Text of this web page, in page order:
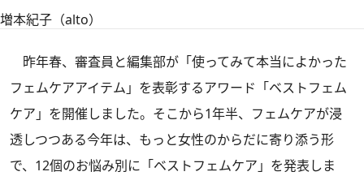
増本紀子（alto）
昨年春、審査員と編集部が「使ってみて本当によかった
フェムケアアイテム」を表彰するアワード「ベストフェム
ケア」を開催しました。そこから1年半、フェムケアが浸
透しつつある今年は、もっと女性のからだに寄り添う形
で、12個のお悩み別に「ベストフェムケア」を発表しま